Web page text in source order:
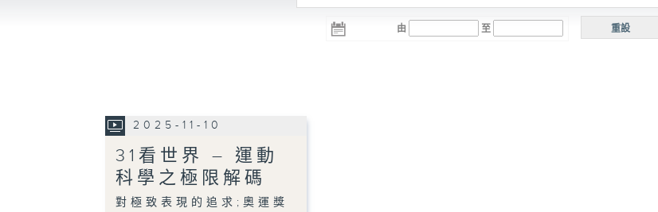
由 至 重設
2025-11-10
31看世界 – 運動
科學之極限解碼
對極致表現的追求;奧運獎